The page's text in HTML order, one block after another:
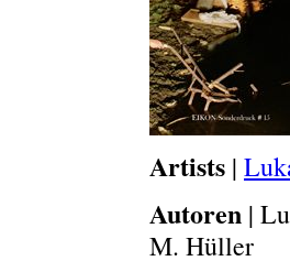
Artists |
Autoren |
M. Hüller